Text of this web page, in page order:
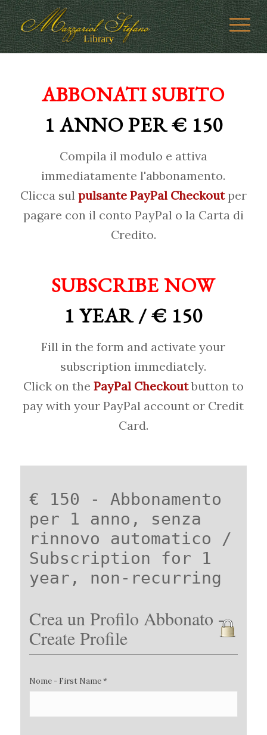
ABBONATI SUBITO
1 ANNO PER € 150
Compila il modulo e attiva
immediatamente l'abbonamento.
Clicca sul pulsante PayPal Checkoutper
pagare con il conto PayPal o la Carta di
Credito.
SUBSCRIBE NOW
1 YEAR / € 150
Fill in the form and activate your
subscription immediately.
Click on the PayPal Checkoutbutton to
pay with your PayPal account or Credit
Card.
€ 150 - Abbonamento
per 1 anno, senza
rinnovo automatico /
Subscription for 1
year, non-recurring
Crea un Profilo Abbonato -
Create Profile
Nome - First Name *